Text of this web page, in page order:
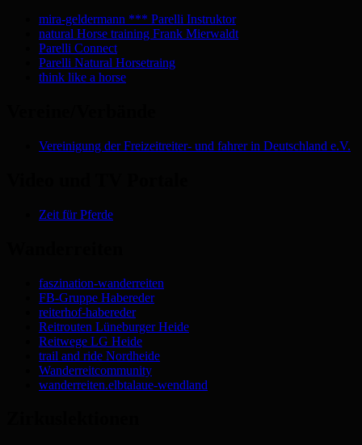
mira-geldermann *** Parelli Instruktor
natural Horse training Frank Mierwaldt
Parelli Connect
Parelli Natural Horsetraing
think like a horse
Vereinigung der Freizeitreiter- und fahrer in Deutschland e.V.
Zeit für Pferde
faszination-wanderreiten
FB-Gruppe Habereder
reiterhof-habereder
Reitrouten Lüneburger Heide
Reitwege LG Heide
trail and ride Nordheide
Wanderreitcommunity
wanderreiten.elbtalaue-wendland